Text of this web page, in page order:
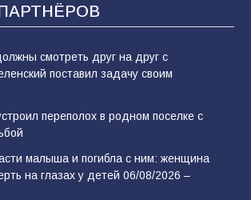
смотреть друг на друг с
поставил задачу своим
переполох в родном поселке с
малыша и погибла с ним: женщина
на глазах у детей 06/08/2026 –